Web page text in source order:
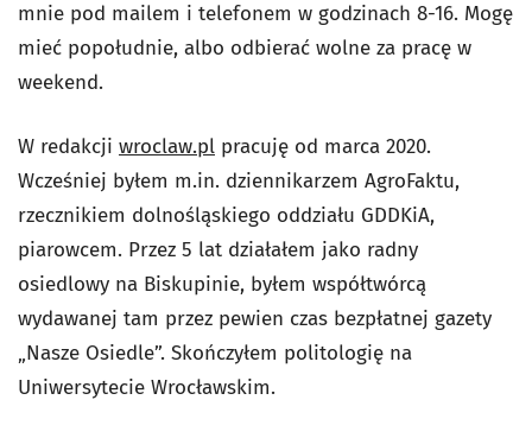
mnie pod mailem i telefonem w godzinach 8-16. Mogę
mieć popołudnie, albo odbierać wolne za pracę w
weekend.
W redakcji wroclaw.pl pracuję od marca 2020.
Wcześniej byłem m.in. dziennikarzem AgroFaktu,
rzecznikiem dolnośląskiego oddziału GDDKiA,
piarowcem. Przez 5 lat działałem jako radny
osiedlowy na Biskupinie, byłem współtwórcą
wydawanej tam przez pewien czas bezpłatnej gazety
„Nasze Osiedle”. Skończyłem politologię na
Uniwersytecie Wrocławskim.